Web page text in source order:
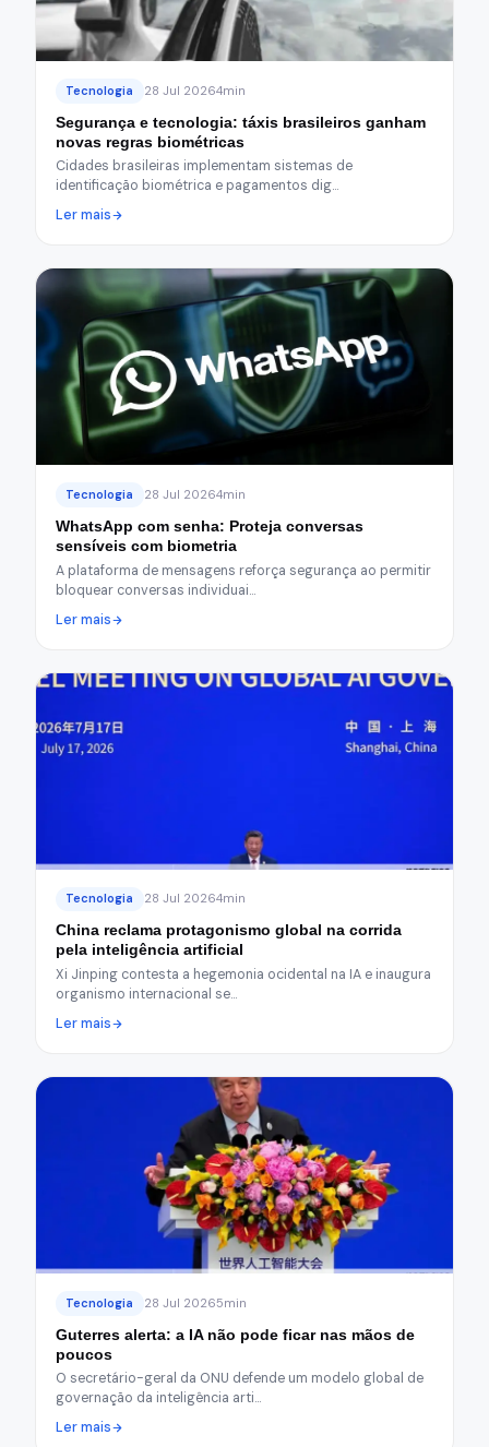
Tecnologia 28 Jul 20264min
Segurança e tecnologia: táxis brasileiros ganham
novas regras biométricas
Cidades brasileiras implementam sistemas de
identificação biométrica e pagamentos dig…
Ler mais
Tecnologia 28 Jul 20264min
WhatsApp com senha: Proteja conversas
sensíveis com biometria
A plataforma de mensagens reforça segurança ao permitir
bloquear conversas individuai…
Ler mais
Tecnologia 28 Jul 20264min
China reclama protagonismo global na corrida
pela inteligência artificial
Xi Jinping contesta a hegemonia ocidental na IA e inaugura
organismo internacional se…
Ler mais
Tecnologia 28 Jul 20265min
Guterres alerta: a IA não pode ficar nas mãos de
poucos
O secretário-geral da ONU defende um modelo global de
governação da inteligência arti…
Ler mais